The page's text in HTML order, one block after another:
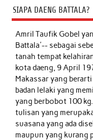
SIAPA DAENG BATTALA?
Amril Taufik Gobel
Battala'-- sebagai
tanah tempat
kota daeng, 9 April
Makassar yang
badan lelaki yang
yang berbobot 100
tulisan yang
suasana yang ada
maupun yang kurang